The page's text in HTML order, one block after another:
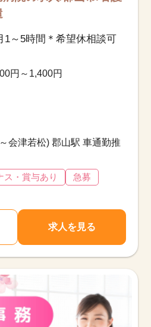
1～5時間＊希望休相談可
円～1,400円
会津若松) 郡山駅 車通勤推
ス・賞与あり
急募
求人を見る